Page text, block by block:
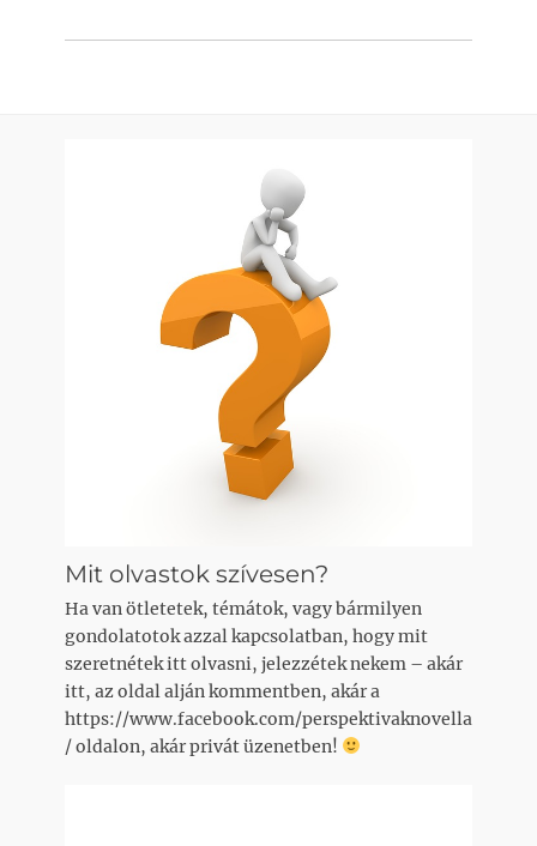
Mit olvastok szívesen?
Ha van ötletetek, témátok, vagy bármilyen
gondolatotok azzal kapcsolatban, hogy mit
szeretnétek itt olvasni, jelezzétek nekem – akár
itt, az oldal alján kommentben, akár a
https://www.facebook.com/perspektivaknovella
/ oldalon, akár privát üzenetben!